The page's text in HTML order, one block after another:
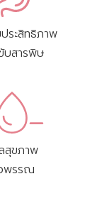
ระสิทธิภาพ
บสารพิษ
สุขภาพ
พรรณ